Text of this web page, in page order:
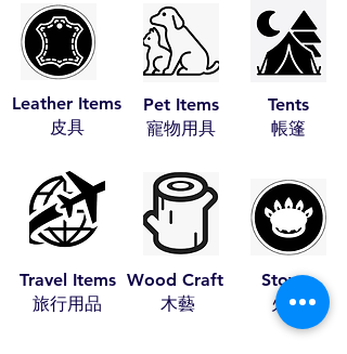
Leather Items
​皮具
Pet Items
​寵物用具
Tents
​帳篷
Travel Items
​旅行用品
Wood Craft
​木藝
Stoves
​火爐